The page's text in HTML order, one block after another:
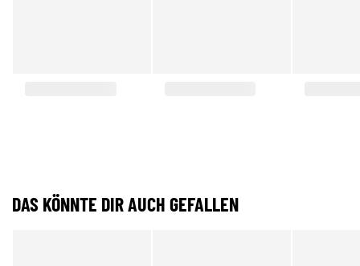
DAS KÖNNTE DIR AUCH GEFALLEN